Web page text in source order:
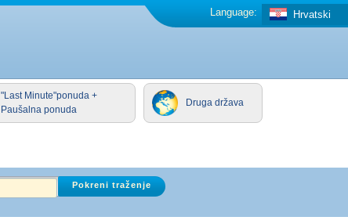
Hrvatski
Language:
"Last Minute"ponuda +
Paušalna ponuda
Druga država